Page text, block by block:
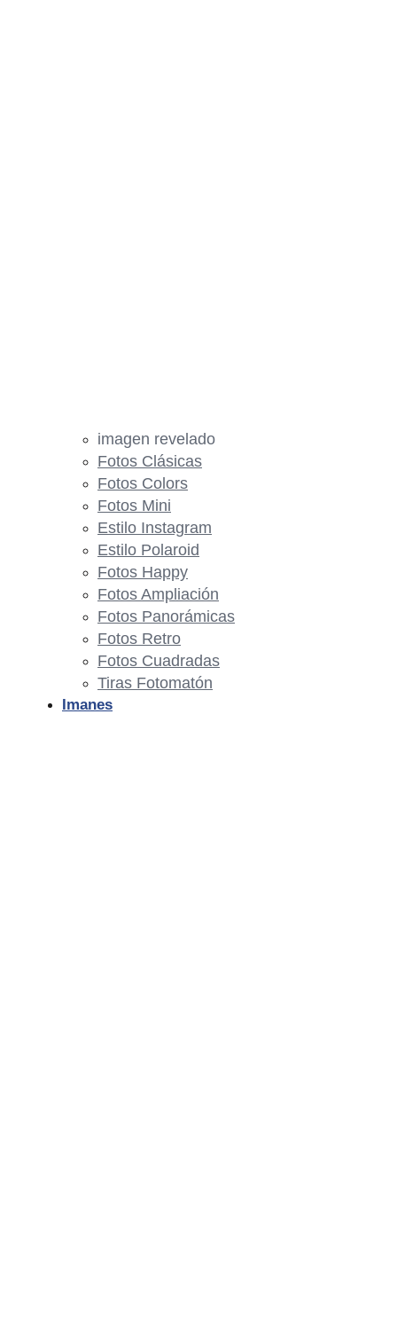
imagen revelado
Fotos Clásicas
Fotos Colors
Fotos Mini
Estilo Instagram
Estilo Polaroid
Fotos Happy
Fotos Ampliación
Fotos Panorámicas
Fotos Retro
Fotos Cuadradas
Tiras Fotomatón
Imanes